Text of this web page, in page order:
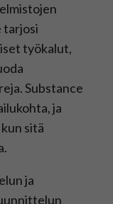
tarjosi
työkalut,
Substance
ja
sitä
ja